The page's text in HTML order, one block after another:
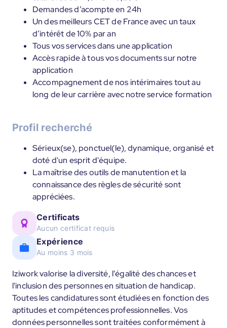
Demandes d’acompte en 24h
Un des meilleurs CET de France avec un taux
d’intérêt de 10% par an
Tous vos services dans une application
Accès rapide à tous vos documents sur notre
application
Accompagnement de nos intérimaires tout au
long de leur carrière avec notre service formation
Profil recherché
Sérieux(se), ponctuel(le), dynamique, organisé et
doté d'un esprit d'équipe.
La maîtrise des outils de manutention et la
connaissance des règles de sécurité sont
appréciées.
Certificats
Aucun certificat requis
Expérience
Au moins 3 mois
Iziwork valorise la diversité, l'égalité des chances et
l'inclusion des personnes en situation de handicap.
Toutes les candidatures sont étudiées en fonction des
aptitudes et compétences professionnelles. Vos
données personnelles sont traitées conformément à